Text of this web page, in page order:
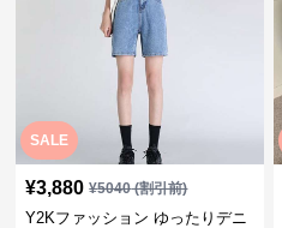
SALE
¥3,880 ¥5040(割引前)
Y2Kファッション ゆったりデニ